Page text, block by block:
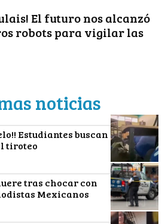
El futuro nos alcanzó
robots para vigilar las
noticias
Estudiantes buscan
tiroteo
tras chocar con
Mexicanos